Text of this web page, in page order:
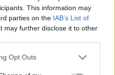
This information may
parties on the IAB’s List of
may further disclose it to other
Opt Outs
vilnietė: